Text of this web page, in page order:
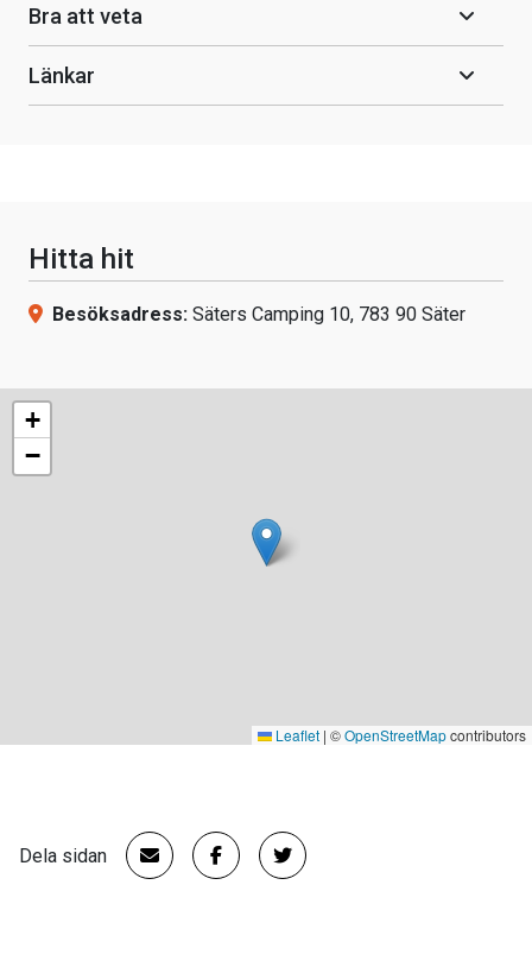
Bra att veta
Länkar
Hitta hit
Besöksadress: Säters Camping 10, 783 90 Säter
+
−
Leaflet | ©OpenStreetMapcontributors
Dela sidan